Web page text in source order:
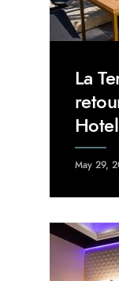
La
May 29,